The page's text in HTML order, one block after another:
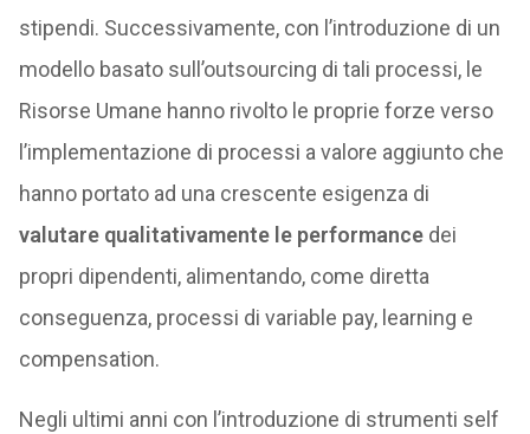
stipendi. Successivamente, con l’introduzione di un
modello basato sull’outsourcing di tali processi, le
Risorse Umane hanno rivolto le proprie forze verso
l’implementazione di processi a valore aggiunto che
hanno portato ad una crescente esigenza di
valutare qualitativamente le performancedei
propri dipendenti, alimentando, come diretta
conseguenza, processi di variable pay, learning e
compensation.
Negli ultimi anni con l’introduzione di strumenti self